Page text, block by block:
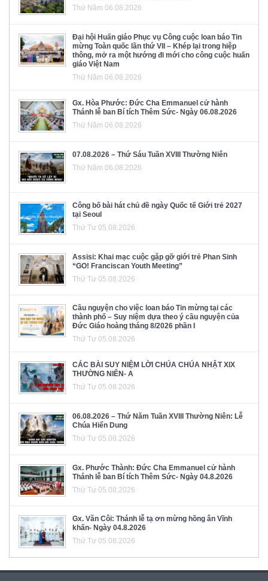
Thứ Năm 06.08.2026
Đại hội Huấn giáo Phục vụ Công cuộc loan báo Tin
mừng Toàn quốc lần thứ VII – Khép lại trong hiệp
thông, mở ra một hướng đi mới cho công cuộc huấn
giáo Việt Nam
Thứ Năm 06.08.2026
Gx. Hòa Phước: Đức Cha Emmanuel cử hành
Thánh lễ ban Bí tích Thêm Sức- Ngày 06.08.2026
Thứ Năm 06.08.2026
07.08.2026 – Thứ Sáu Tuần XVIII Thường Niên
Thứ Năm 06.08.2026
Công bố bài hát chủ đề ngày Quốc tế Giới trẻ 2027
tại Seoul
Thứ Tư 05.08.2026
Assisi: Khai mạc cuộc gặp gỡ giới trẻ Phan Sinh
“GO! Franciscan Youth Meeting”
Thứ Tư 05.08.2026
Cầu nguyện cho việc loan báo Tin mừng tại các
thành phố – Suy niệm dựa theo ý cầu nguyện của
Đức Giáo hoàng tháng 8/2026 phần I
Thứ Tư 05.08.2026
CÁC BÀI SUY NIỆM LỜI CHÚA CHÚA NHẬT XIX
THƯỜNG NIÊN- A
Thứ Tư 05.08.2026
06.08.2026 – Thứ Năm Tuần XVIII Thường Niên: Lễ
Chúa Hiển Dung
Thứ Tư 05.08.2026
Gx. Phước Thành: Đức Cha Emmanuel cử hành
Thánh lễ ban Bí tích Thêm Sức- Ngày 04.8.2026
Thứ Tư 05.08.2026
Gx. Văn Côi: Thánh lễ tạ ơn mừng hồng ân Vĩnh
khấn- Ngày 04.8.2026
Thứ Tư 05.08.2026